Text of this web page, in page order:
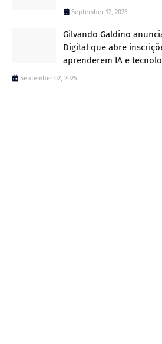
September 12, 2025
Gilvando Galdino
Digital que abre
aprenderem IA e
September 02, 2025